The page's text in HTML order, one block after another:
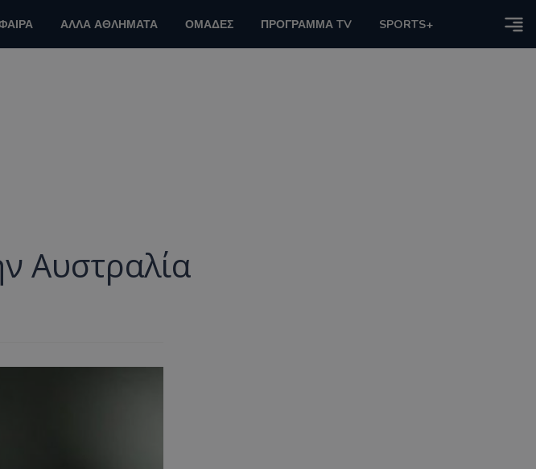
ΑΛΛΑ ΑΘΛΗΜΑΤΑ ΟΜΑΔΕΣ ΠΡΟΓΡΑΜΜΑ TV SPORTS+
Αυστραλία